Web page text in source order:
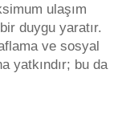
ulaşım
duygu yaratır.
ve sosyal
yatkındır; bu da